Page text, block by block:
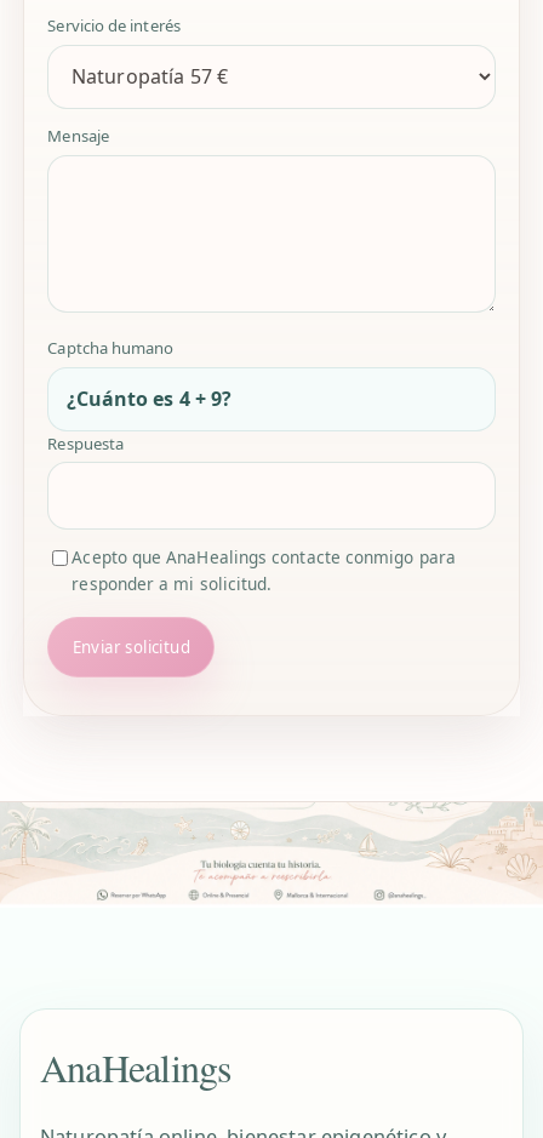
Servicio de interés
Mensaje
Captcha humano
¿Cuánto es 4 + 9?
Respuesta
Acepto que AnaHealings contacte conmigo para
responder a mi solicitud.
Enviar solicitud
AnaHealings